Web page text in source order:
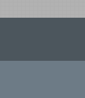
漏りの修理